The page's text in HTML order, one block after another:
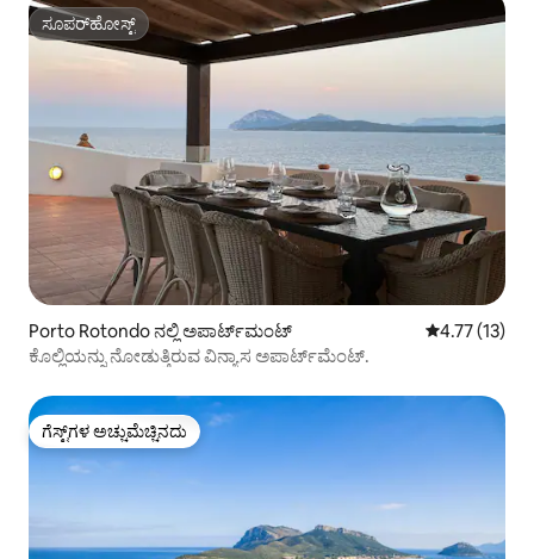
ಸೂಪರ್‌ಹೋಸ್ಟ್
ಸೂಪರ್‌ಹೋಸ್ಟ್
Porto Rotondo ನಲ್ಲಿ ಅಪಾರ್ಟ್‌ಮಂಟ್ 5 ರಲ್ಲಿ 4.77
4.77 (13)
ಕೊಲ್ಲಿಯನ್ನು ನೋಡುತ್ತಿರುವ ವಿನ್ಯಾಸ ಅಪಾರ್ಟ್‌ಮೆಂಟ್.
ಗೆಸ್ಟ್‌ಗಳ ಅಚ್ಚುಮೆಚ್ಚಿನದು
ಗೆಸ್ಟ್‌ಗಳ ಅಚ್ಚುಮೆಚ್ಚಿನದು